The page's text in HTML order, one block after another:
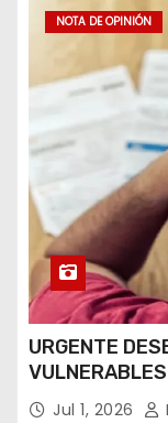
NOTA DE OPINIÓN
URGENTE
VULNERABLES
Jul 1, 2026